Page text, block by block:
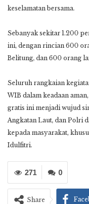
keselamatan bersama.
Sebanyak sekitar 1.200
ini, dengan rincian 600
Belitung, dan 600 orang
Seluruh rangkaian
WIB dalam keadaan
gratis ini menjadi wujud
Angkatan Laut, dan Polri
kepada masyarakat,
Idulfitri.
0
271
Share